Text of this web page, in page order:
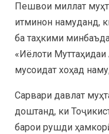
Пешвои миллат
итминон намуданд,
ба таҳкими
«Иёлоти
мусоидат хоҳад
Сарвари давлат
доштанд, ки
барои рушди